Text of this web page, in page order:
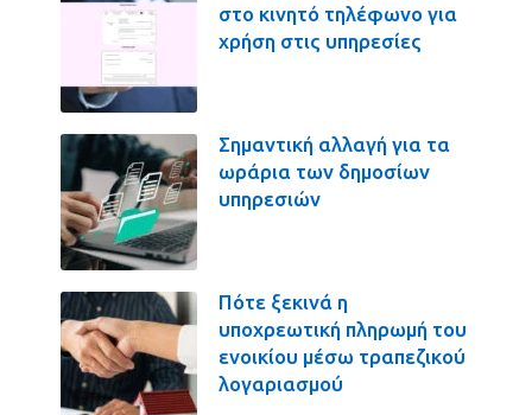
στο κινητό τηλέφωνο για
χρήση στις υπηρεσίες
Σημαντική αλλαγή για τα
ωράρια των δημοσίων
υπηρεσιών
Πότε ξεκινά η
υποχρεωτική πληρωμή του
ενοικίου μέσω τραπεζικού
λογαριασμού